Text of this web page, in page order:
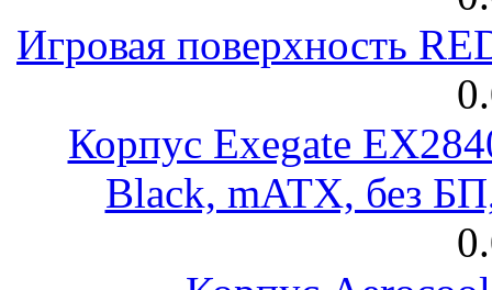
Игровая поверхность
Корпус Exegate
Black, mATX, без